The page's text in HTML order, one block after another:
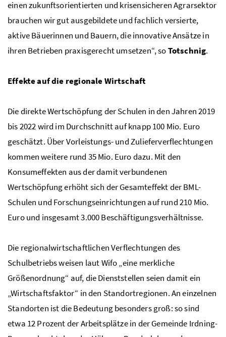
einen zukunftsorientierten und krisensicheren Agrarsektor
brauchen wir gut ausgebildete und fachlich versierte,
aktive Bäuerinnen und Bauern, die innovative Ansätze in
ihren Betrieben praxisgerecht umsetzen“, soTotschnig.
Effekte auf die regionale Wirtschaft
Die direkte Wertschöpfung der Schulen in den Jahren 2019
bis 2022 wird im Durchschnitt auf knapp 100 Mio. Euro
geschätzt. Über Vorleistungs- und Zulieferverflechtungen
kommen weitere rund 35Mio. Euro dazu. Mit den
Konsumeffekten aus der damit verbundenen
Wertschöpfung erhöht sich der Gesamteffekt derBML-
Schulen und Forschungseinrichtungen auf rund 210 Mio.
Euro und insgesamt 3.000 Beschäftigungsverhältnisse.
Die regionalwirtschaftlichen Verflechtungen des
Schulbetriebs weisen lautWifo„eine merkliche
Größenordnung“ auf, die Dienststellen seien damit ein
„Wirtschaftsfaktor“ in den Standortregionen. An einzelnen
Standorten ist die Bedeutung besonders groß: so sind
etwa 12 Prozent der Arbeitsplätze in der Gemeinde Irdning-